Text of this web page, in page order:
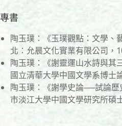
專書
陶玉璞：《玉璞觀點：文學、
北：允晨文化實業有限公司，
陶玉璞：《謝靈運山水詩與其
國立清華大學中國文學系博士
陶玉璞：《謝學史論──試論歷
市淡江大學中國文學研究所碩